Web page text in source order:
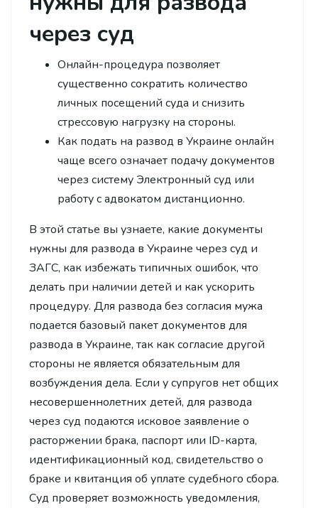
через суд
Онлайн-процедура позволяет
существенно сократить количество
личных посещений суда и снизить
стрессовую нагрузку на стороны.
Как подать на развод в Украине онлайн
чаще всего означает подачу документов
через систему Электронный суд или
работу с адвокатом дистанционно.
В этой статье вы узнаете, какие документы
нужны для развода в Украине через суд и
ЗАГС, как избежать типичных ошибок, что
делать при наличии детей и как ускорить
процедуру. Для развода без согласия мужа
подается базовый пакет документов для
развода в Украине, так как согласие другой
стороны не является обязательным для
возбуждения дела. Если у супругов нет общих
несовершеннолетних детей, для развода
через суд подаются исковое заявление о
расторжении брака, паспорт или ID-карта,
идентификационный код, свидетельство о
браке и квитанция об уплате судебного сбора.
Суд проверяет возможность уведомления,